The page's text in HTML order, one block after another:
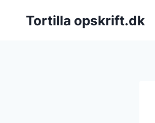
Tortilla opskrift.dk